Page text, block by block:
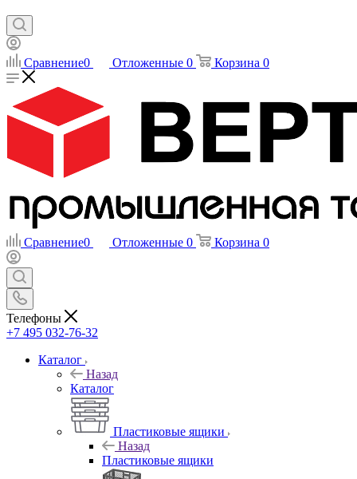
Сравнение0 Отложенные 0 Корзина 0
Сравнение0 Отложенные 0 Корзина 0
Телефоны
+7 495 032-76-32
Каталог
Назад
Каталог
Пластиковые ящики
Назад
Пластиковые ящики